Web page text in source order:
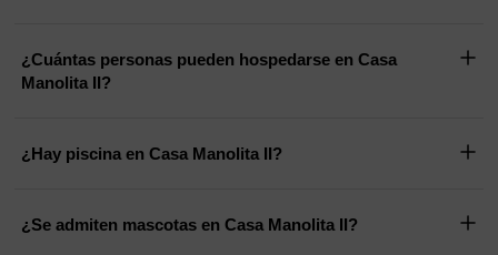
¿Cuántas personas pueden hospedarse en Casa
Manolita II?
¿Hay piscina en Casa Manolita II?
¿Se admiten mascotas en Casa Manolita II?